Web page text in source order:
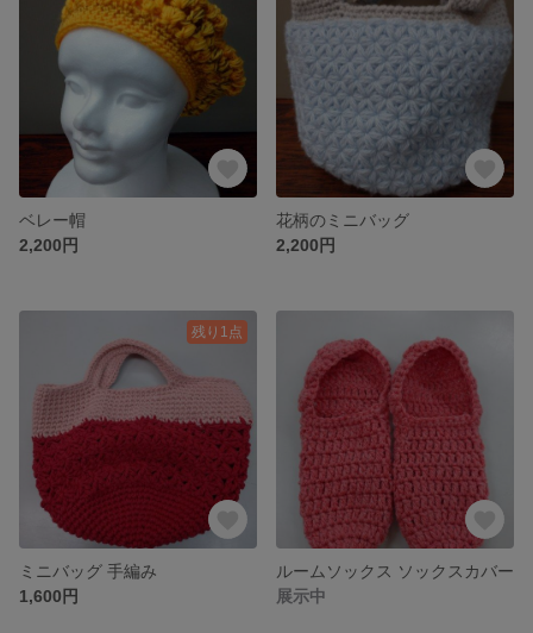
ベレー帽
2,200円
花柄のミニバッグ
2,200円
残り1点
ミニバッグ 手編み
1,600円
ルームソックス ソックスカバー
展示中